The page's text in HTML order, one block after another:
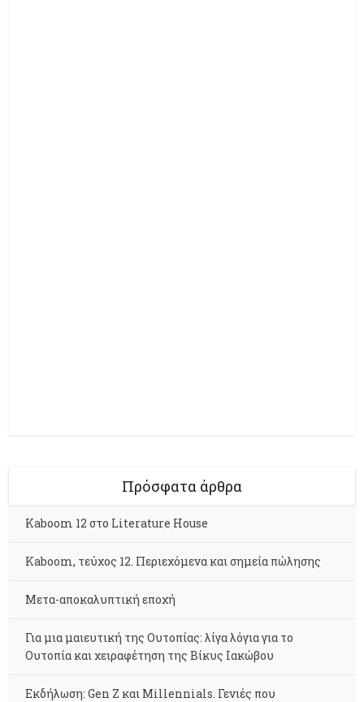
Πρόσφατα άρθρα
Kaboom 12 στο Literature House
Kaboom, τεύχος 12. Περιεχόμενα και σημεία πώλησης
Μετα-αποκαλυπτική εποχή
Για μια μαιευτική της Ουτοπίας: λίγα λόγια για το
Ουτοπία και χειραφέτηση της Βίκυς Ιακώβου
Εκδήλωση: Gen Z και Millennials. Γενιές που